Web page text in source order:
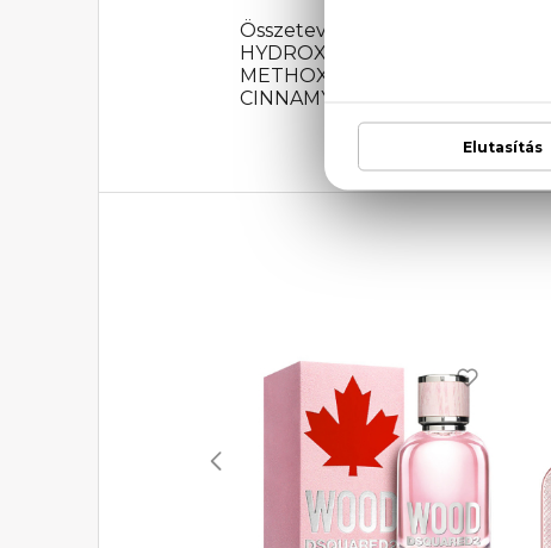
Összetevők: ALCOHOL DENAT.
HYDROXYCITRONELLAL,
METHOXYCINNAMATE,
CINNAMYL ALCOHOL.